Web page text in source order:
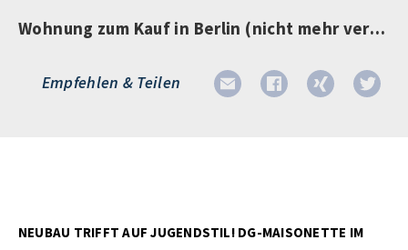
Wohnung zum Kauf in Berlin (nicht mehr verfügbar)
Empfehlen & Teilen
NEUBAU TRIFFT AUF JUGENDSTIL! DG-MAISONETTE IM